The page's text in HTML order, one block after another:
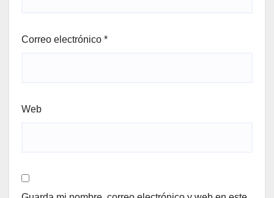
Correo electrónico *
Web